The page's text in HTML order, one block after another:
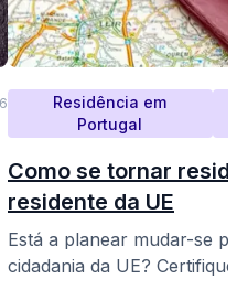
Residência em
Portugal
Como se tornar
residente da UE
Está a planear mudar-se
cidadania da UE?